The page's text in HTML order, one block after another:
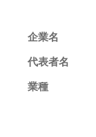
企業名
代表者名
業種